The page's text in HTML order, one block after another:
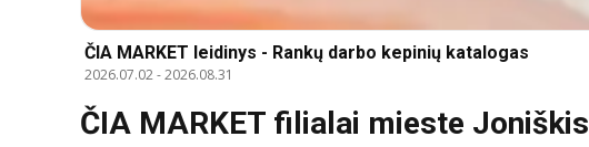
ČIA MARKET leidinys - Rankų darbo kepinių katalogas
2026.07.02-2026.08.31
ČIA MARKET filialai mieste Joniškis